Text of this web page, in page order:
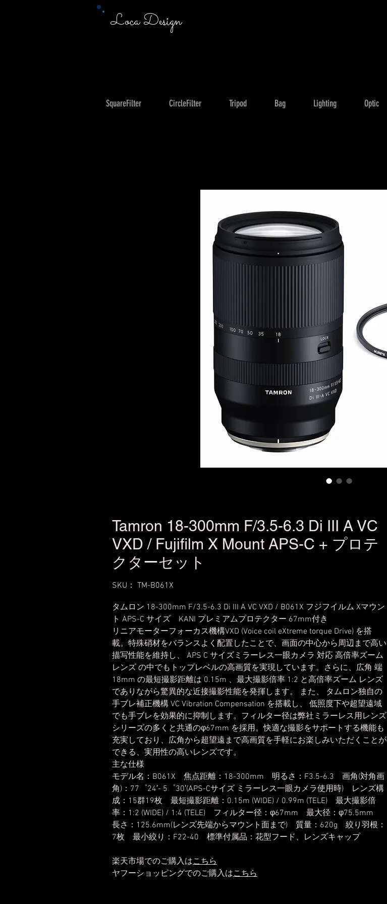
Loca Design
SquareFilter CircleFilter Tripod Bag Lighting Optic
Tamron 18-300mm F/3.5-6.3 Di III A VC
VXD / Fujifilm X Mount APS-C + プロテ
クターセット
SKU： TM-B061X
タムロン 18-300mm F/3.5-6.3 Di III A VC VXD / B061X フジフイルム Xマウン
ト APS-C サイズ KANI プレミアムプロテクター 67mm付き
リニアモーターフォーカス機構VXD (Voice coil eXtreme torque Drive) を搭
載。特殊硝材をバランスよく配置したことで、画面の中心から周辺まで高い
描写性能を維持し、 APS C サイズミラーレス一眼カメラ 対応 高倍率ズーム
レンズ の中でもトップレベルの高画質を実現しています。さらに、広角 端
18mm の最短撮影距離は 0.15m 、最大撮影倍率 1:2 と高倍率ズーム レンズ
でありながら驚異的な近接撮影性能を発揮します。 また、 タムロン独自の
手ブレ補正機構 VC Vibration Compensation を搭載し、 低照度下や超望遠域
でも手ブレを効果的に抑制します。フィルター径は弊社ミラーレス用レンズ
シリーズの多くと共通のφ67mm を採用。快適な撮影をサポートする機能も
充実しており、広角から超望遠まで高画質を手軽にお楽しみいただくことが
できる、実用性の高いレンズです。
主な仕様
モデル名：B061X 焦点距離：18-300mm 明るさ：F3.5-6.3 画角(対角画
角)：77゜24′- 5゜30′(APS-Cサイズ ミラーレス一眼カメラ使用時) レンズ構
成：15群19枚 最短撮影距離：0.15m (WIDE) / 0.99m (TELE) 最大撮影倍
率：1:2 (WIDE) / 1:4 (TELE) フィルター径：φ67mm 最大径：φ75.5mm
長さ：125.6mm(レンズ先端からマウント面まで) 質量：620g 絞り羽根：
7枚 最小絞り：F22-40 標準付属品：花型フード、レンズキャップ
楽天市場でのご購入はこちら
ヤフーショッピングでのご購入はこちら